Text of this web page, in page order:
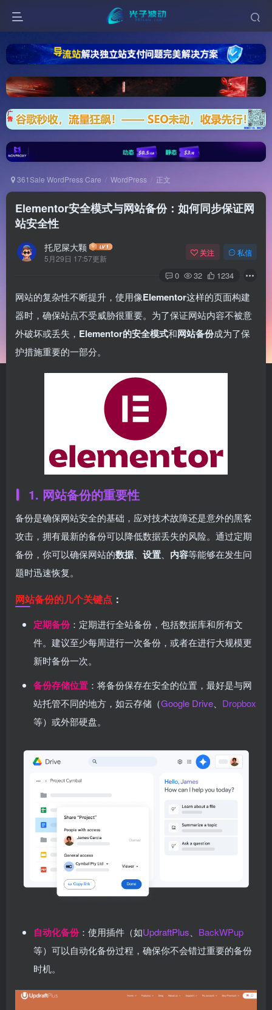
361Sale WordPress Care WordPress 正文
Elementor安全模式与网站备份：如何同步保证网
站安全性
托尼屎大颗
5月29日 17:57更新
关注 私信
0 32 1234
网站的复杂性不断提升，使用像Elementor这样的页面构建
器时，确保站点不受威胁很重要。为了保证网站内容不被意
外破坏或丢失， Elementor的安全模式和网站备份成为了保
护措施重要的一部分。
1. 网站备份的重要性
备份是确保网站安全的基础，应对技术故障还是意外的黑客
攻击，拥有最新的备份可以降低数据丢失的风险。通过定期
备份，你可以确保网站的数据 设置 内容等能够在发生问
题时迅速恢复。
网站备份的几个关键点 ：
定期备份：定期进行全站备份，包括数据库和所有文
件。建议至少每周进行一次备份，或者在进行大规模更
新时备份一次。
备份存储位置 ：将备份保存在安全的位置，最好是与网
站托管不同的地方，如云存储（Google Drive
Dropbox
等）或外部硬盘。
自动化备份：使用插件（如UpdraftPlus
BackWPup
等）可以自动化备份过程，确保你不会错过重要的备份
时机。